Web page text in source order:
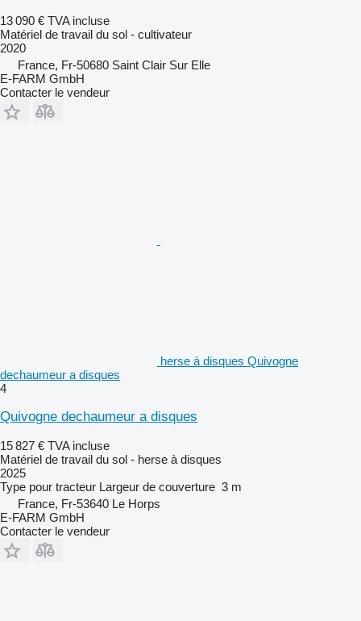
13 090 € TVA incluse
Matériel de travail du sol - cultivateur
2020
France, Fr-50680 Saint Clair Sur Elle
E-FARM GmbH
Contacter le vendeur
herse à disques Quivogne
dechaumeur a disques
4
Quivogne dechaumeur a disques
15 827 € TVA incluse
Matériel de travail du sol - herse à disques
2025
Type pour tracteur Largeur de couverture 3 m
France, Fr-53640 Le Horps
E-FARM GmbH
Contacter le vendeur